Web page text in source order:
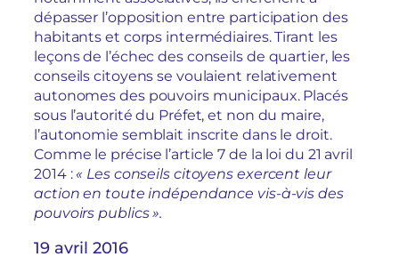
dépasser l’opposition entre participation des
habitants et corps intermédiaires. Tirant les
leçons de l’échec des conseils de quartier, les
conseils citoyens se voulaient relativement
autonomes des pouvoirs municipaux. Placés
sous l’autorité du Préfet, et non du maire,
l’autonomie semblait inscrite dans le droit.
Comme le précise l’article 7 de la loi du 21 avril
2014 : « Les conseils citoyens exercent leur
action en toute indépendance vis-à-vis des
pouvoirs publics ».
19 avril 2016